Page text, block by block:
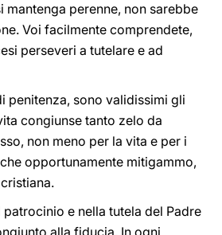
perenne, non sarebbe
Voi facilmente comprendete,
perseveri a tutelare e ad
penitenza, sono validissimi gli
congiunse tanto zelo da
non meno per la vita e per i
opportunamente mitigammo,
e nella tutela del Padre
alla fiducia. In ogni